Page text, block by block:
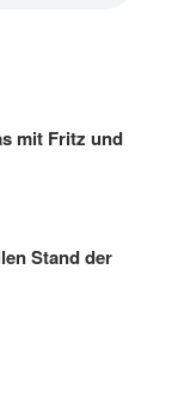
mit Fritz und
Stand der